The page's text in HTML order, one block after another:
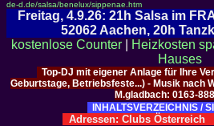
de-d.de/salsa/benelux/sippenae.htm
Freitag, 4.9.26: 21h Salsa im
52062 Aachen, 20h
kostenlose Counter|
Heizkosten
Hauses
Top-DJ mit eigener Anlage für Ihre
Geburtstage, Betriebsfeste...) - Musik nach
M.gladbach: 0163-
INHALTSVERZEICHNIS /
Adressen: Clubs Österreich